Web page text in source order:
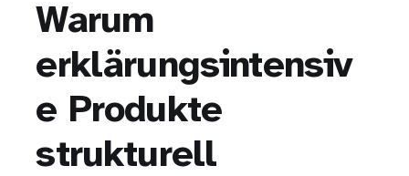
Warum
erklärungsintensiv
e Produkte
strukturell